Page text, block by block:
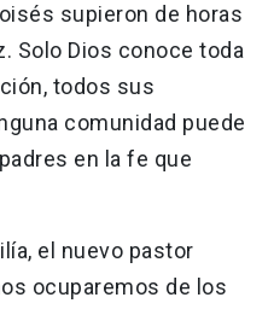
supieron de horas
Solo Dios conoce toda
todos sus
comunidad puede
en la fe que
el nuevo pastor
ocuparemos de los